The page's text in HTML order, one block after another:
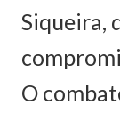
Siqueira,
O